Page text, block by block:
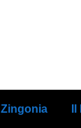
Zingonia